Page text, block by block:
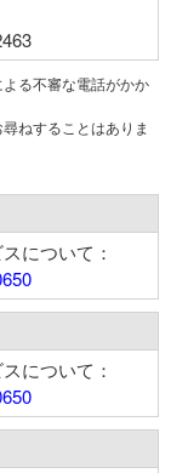
る不審な電話がかか
ねすることはありま
について：
について：